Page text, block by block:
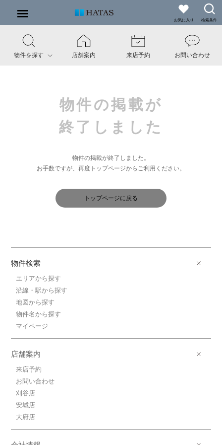
お気に入り 検索条件
物件を探す 店舗案内 来店予約 お問い合わせ
物件の掲載が
終了しました
物件の掲載が終了しました。
お手数ですが、再度トップページからご利用ください。
トップページに戻る
物件検索
エリアから探す
沿線・駅から探す
地図から探す
物件名から探す
マイページ
店舗案内
来店予約
お問い合わせ
刈谷店
安城店
大府店